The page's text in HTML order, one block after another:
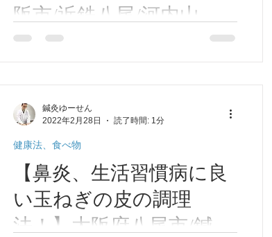
阪市/近鉄八尾/河内山本/
高安/恩智/鍼灸ゆーせん
まさに神食しょうが！。 今回はしょうが6つ
の効果をお伝えします。 ①体温を上げ免疫
す。 ②脂肪を燃焼してダイエット。カラダ
が冷えると新陳代謝も低下して、脂肪が燃焼
しづらくなります。しょうがの燃焼パ...
【鼻炎、生活習慣病に良
い玉ねぎの皮の調理
法！】大阪府八尾市/鍼
健康法、食べ物
鍼灸ゆーせん
2022年2月28日
読了時間: 1分